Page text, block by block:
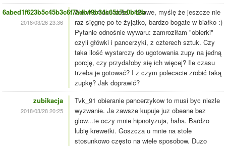
6abed1f623b5c45b3c6f7adb49b34c65a7e0b42b
2018/03/26 23:36
Ale w smaku dość ciekawe, myślę że jeszcze nie
raz sięgnę po te żyjątko, bardzo bogate w białko :)
Pytanie odnośnie wywaru: zamroziłam "obierki"
czyli główki i pancerzyki, z czterech sztuk. Czy
taka ilość wystarczy do ugotowania zupy na jedną
porcję, czy przydałoby się ich więcej? Ile czasu
trzeba je gotować? I z czym polecacie zrobić taką
zupkę? Jak doprawić?
zubikacja
2018/03/28 20:25
Tvk_91 obieranie pancerzykow to musi byc niezle
wyzwanie. Ja zawsze kupuje juz obeane bez
glow...te oczy mnie hipnotyzuja, haha. Bardzo
lubię krewetki. Goszcza u mnie na stole
stosunkowo często na wiele sposobow. Duzo